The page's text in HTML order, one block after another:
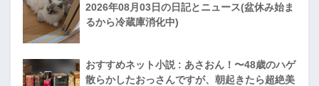
2026年08月03日の日記とニュース(盆休み始ま
るから冷蔵庫消化中)
おすすめネット小説 : あさおん！〜48歳のハゲ
散らかしたおっさんですが、朝起きたら超絶美